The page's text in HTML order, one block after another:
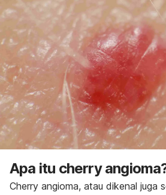
Apa itu cherry angioma
Cherry angioma, atau dikenal juga